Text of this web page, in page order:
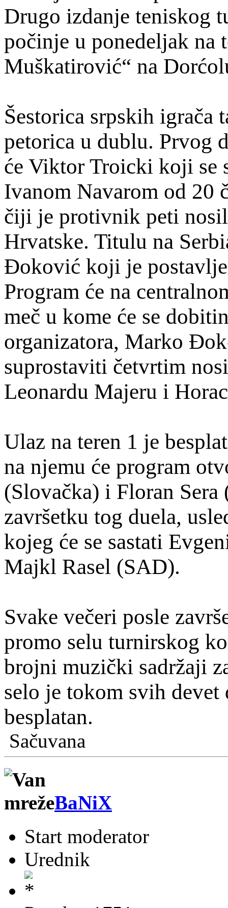
Drugo izdanje teniskog
počinje u ponedeljak na
Muškatirović“ na
Šestorica srpskih igrača
petorica u dublu. Prvog
će Viktor Troicki koji se
Ivanom Navarom od 20
čiji je protivnik peti
Hrvatske. Titulu na
Đoković koji je
Program će na
meč u kome će se
organizatora, Marko
suprostaviti četvrtim
Leonardu Majeru i
Ulaz na teren 1 je
na njemu će program
(Slovačka) i Floran Sera
završetku tog duela,
kojeg će se sastati
Majkl Rasel (SAD).
Svake večeri posle
promo selu turnirskog
brojni muzički sadržaji
selo je tokom svih devet
besplatan.
Sačuvana
BaNiX
Start moderator
Urednik